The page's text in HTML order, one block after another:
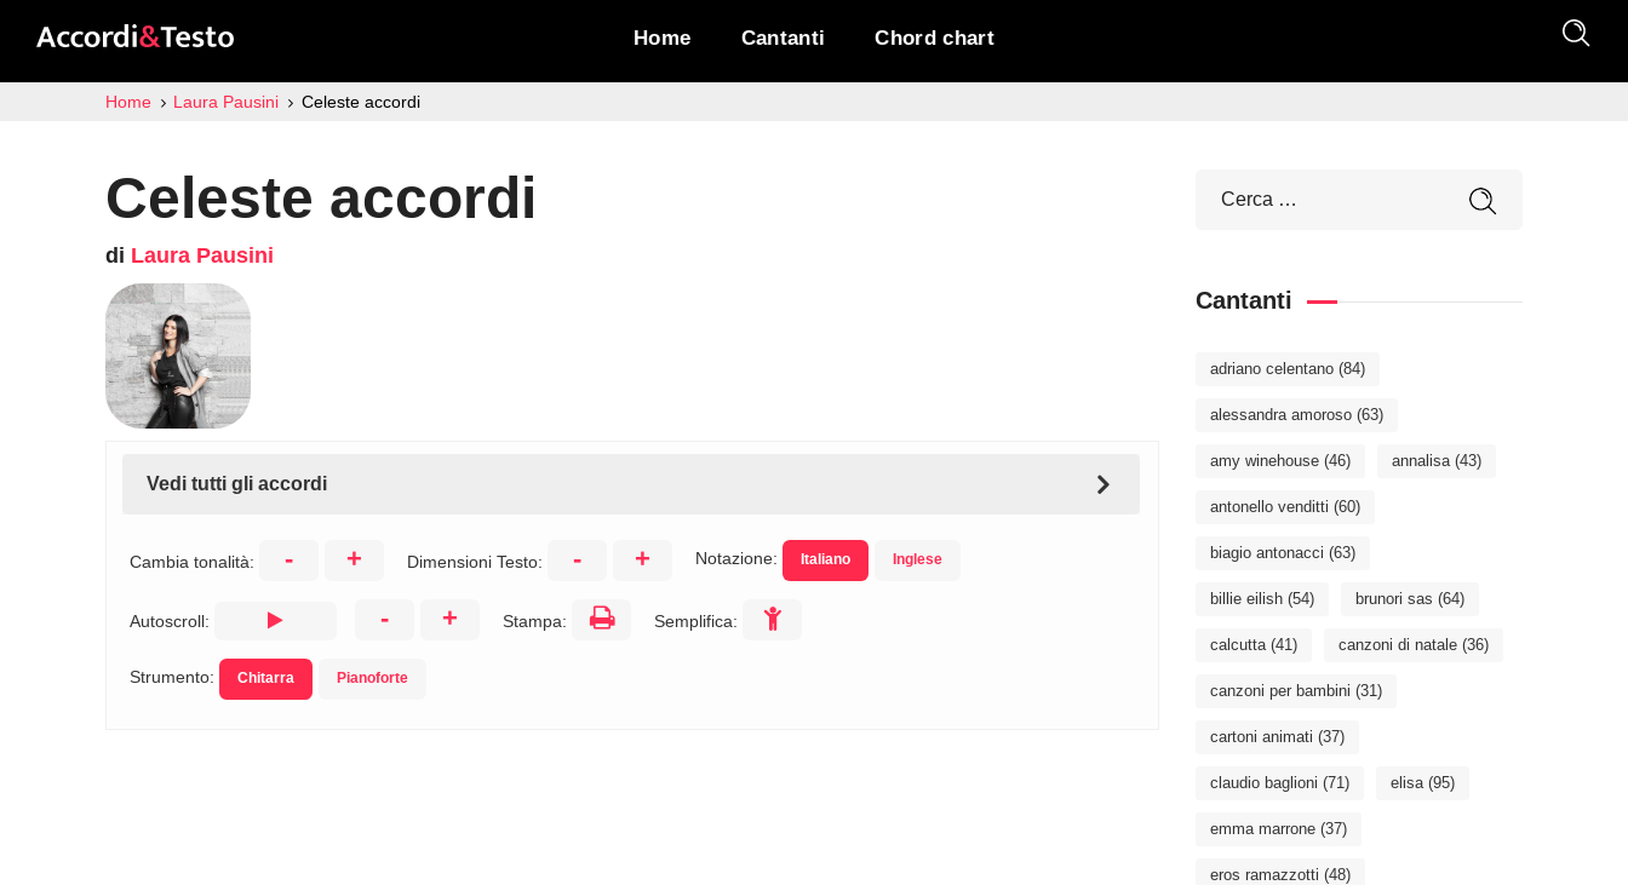
Home Cantanti Chord chart
Home Laura Pausini Celeste accordi
Celeste accordi
di Laura Pausini
Vedi tutti gli accordi
Cambia tonalità: - + Dimensioni Testo: - + Notazione: Italiano Inglese
Autoscroll: - + Stampa: Semplifica:
Strumento: Chitarra Pianoforte
Cantanti
adriano celentano (84)
alessandra amoroso (63)
amy winehouse (46) annalisa(43)
antonello venditti (60)
biagio antonacci (63)
billie eilish (54) brunori sas (64)
calcutta(41) canzoni di natale (36)
canzoni per bambini (31)
cartoni animati (37)
claudio baglioni (71) elisa(95)
emma marrone (37)
eros ramazzotti (48)